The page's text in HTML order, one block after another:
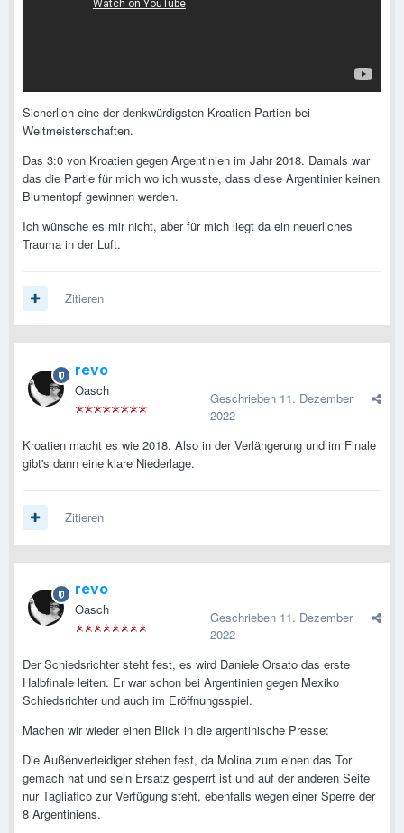
Sicherlich eine der denkwürdigsten Kroatien-Partien bei
Weltmeisterschaften.
Das 3:0 von Kroatien gegen Argentinien im Jahr 2018. Damals war
das die Partie für mich wo ich wusste, dass diese Argentinier keinen
Blumentopf gewinnen werden.
Ich wünsche es mir nicht, aber für mich liegt da ein neuerliches
Trauma in der Luft.
Zitieren
revo
Oasch Geschrieben 11. Dezember
2022
Kroatien macht es wie 2018. Also in der Verlängerung und im Finale
gibt's dann eine klare Niederlage.
Zitieren
revo
Oasch Geschrieben 11. Dezember
2022
Der Schiedsrichter steht fest, es wird Daniele Orsato das erste
Halbfinale leiten. Er war schon bei Argentinien gegen Mexiko
Schiedsrichter und auch im Eröffnungsspiel.
Machen wir wieder einen Blick in die argentinische Presse:
Die Außenverteidiger stehen fest, da Molina zum einen das Tor
gemach hat und sein Ersatz gesperrt ist und auf der anderen Seite
nur Tagliafico zur Verfügung steht, ebenfalls wegen einer Sperre der
8 Argentiniens.